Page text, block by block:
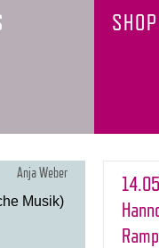
SHOP
Anja Weber
Musik)